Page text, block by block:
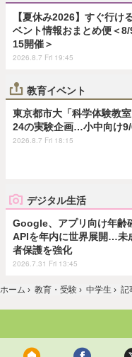
【夏休み2026】すぐ行け
ベント情報おまとめ便＜8/
15開催＞
2026.8.7 Fri 19:45
教育イベント
東京都市大「科学体験教室
24の実験企画…小中向け
2026.8.7 Fri 18:15
デジタル生活
Google、アプリ向け年齢
APIを年内に世界展開…未
者保護を強化
2026.7.31 Fri 13:45
ホーム › 教育・受験 › 中学生 › 記